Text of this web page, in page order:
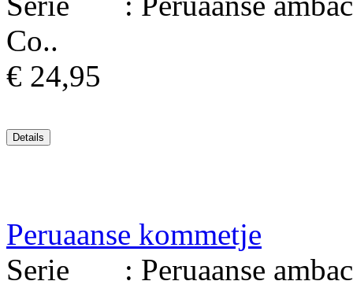
Co..
€ 24,95
Peruaanse kommetje
Serie : Peruaanse